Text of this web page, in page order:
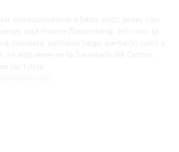
correspondiente a falda, polo, jersey rojo
jersey azul marino (Secundaria), así como la
camiseta, pantalón largo, pantalón corto y
se adquieren en la Secretaría del Centro.
las tallas.
.